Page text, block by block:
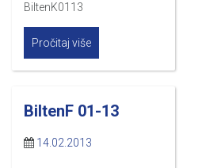
BiltenK0113
Pročitaj više
BiltenF 01-13
14.02.2013